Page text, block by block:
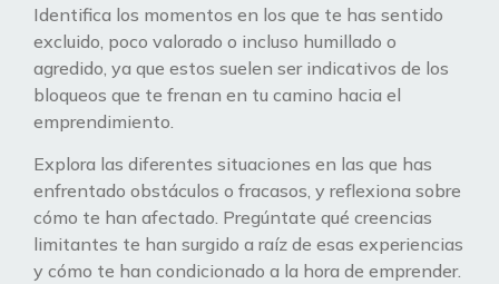
Identifica los momentos en los que te has sentido
excluido, poco valorado o incluso humillado o
agredido, ya que estos suelen ser indicativos de los
bloqueos que te frenan en tu camino hacia el
emprendimiento.
Explora las diferentes situaciones en las que has
enfrentado obstáculos o fracasos, y reflexiona sobre
cómo te han afectado. Pregúntate qué creencias
limitantes te han surgido a raíz de esas experiencias
y cómo te han condicionado a la hora de emprender.